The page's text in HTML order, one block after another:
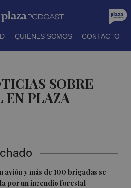
QUIÉNES SOMOS CONTACTO
SOBRE
EN PLAZA
avión y más de 100 brigadas se
por un incendio forestal